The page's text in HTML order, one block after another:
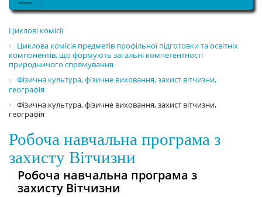
Циклові комісії
Циклова комісія предметів профільної підготовки та освітніх
компонентів, що формують загальні компетентності
природничого спрямування
Фізична культура, фізичне виховання, захист вітчизни,
географія
Фізична культура, фізичне виховання, захист вітчизни,
географія
Робоча навчальна програма з
захисту Вітчизни
Робоча навчальна програма з
захисту Вітчизни